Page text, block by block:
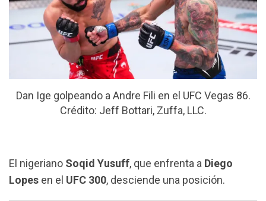
Dan Ige golpeando a Andre Fili en el UFC Vegas 86.
Crédito: Jeff Bottari, Zuffa, LLC.
El nigeriano Soqid Yusuff, que enfrenta a Diego
Lopes en el UFC 300, desciende una posición.